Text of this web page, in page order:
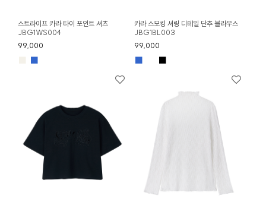
스트라이프 카라 타이 포인트 셔츠
JBG1WS004
99,000
■
카라 스모킹 셔링 디테일 단추 블라우스
JBG1BL003
99,000
■ ■